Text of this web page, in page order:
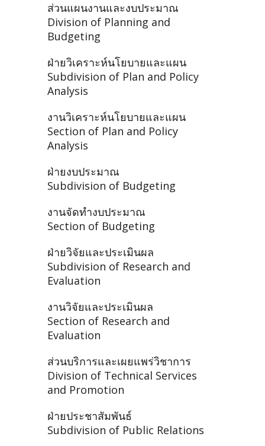
ส่วนแผนงานและงบประมาณ
Division of Planning and
Budgeting
ฝ่ายวิเคราะห์นโยบายและแผน
Subdivision of Plan and Policy
Analysis
งานวิเคราะห์นโยบายและแผน
Section of Plan and Policy
Analysis
ฝ่ายงบประมาณ
Subdivision of Budgeting
งานจัดทำงบประมาณ
Section of Budgeting
ฝ่ายวิจัยและประเมินผล
Subdivision of Research and
Evaluation
งานวิจัยและประเมินผล
Section of Research and
Evaluation
ส่วนบริการและเผยแพร่วิชาการ
Division of Technical Services
and Promotion
ฝ่ายประชาสัมพันธ์
Subdivision of Public Relations